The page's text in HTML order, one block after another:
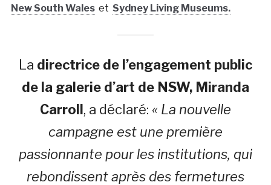
New South Waleset Sydney Living Museums.
La directrice de l’engagement public
de la galerie d’art de NSW, Miranda
Carroll, a déclaré: « La nouvelle
campagne est une première
passionnante pour les institutions, qui
rebondissent après des fermetures